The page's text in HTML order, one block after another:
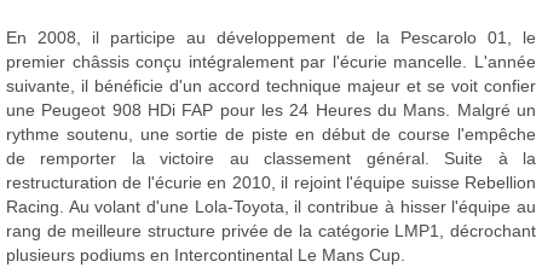
En 2008, il participe au développement de la Pescarolo 01, le
premier châssis conçu intégralement par l'écurie mancelle. L'année
suivante, il bénéficie d'un accord technique majeur et se voit confier
une Peugeot 908 HDi FAP pour les 24 Heures du Mans. Malgré un
rythme soutenu, une sortie de piste en début de course l'empêche
de remporter la victoire au classement général. Suite à la
restructuration de l'écurie en 2010, il rejoint l'équipe suisse Rebellion
Racing. Au volant d'une Lola-Toyota, il contribue à hisser l'équipe au
rang de meilleure structure privée de la catégorie LMP1, décrochant
plusieurs podiums en Intercontinental Le Mans Cup.